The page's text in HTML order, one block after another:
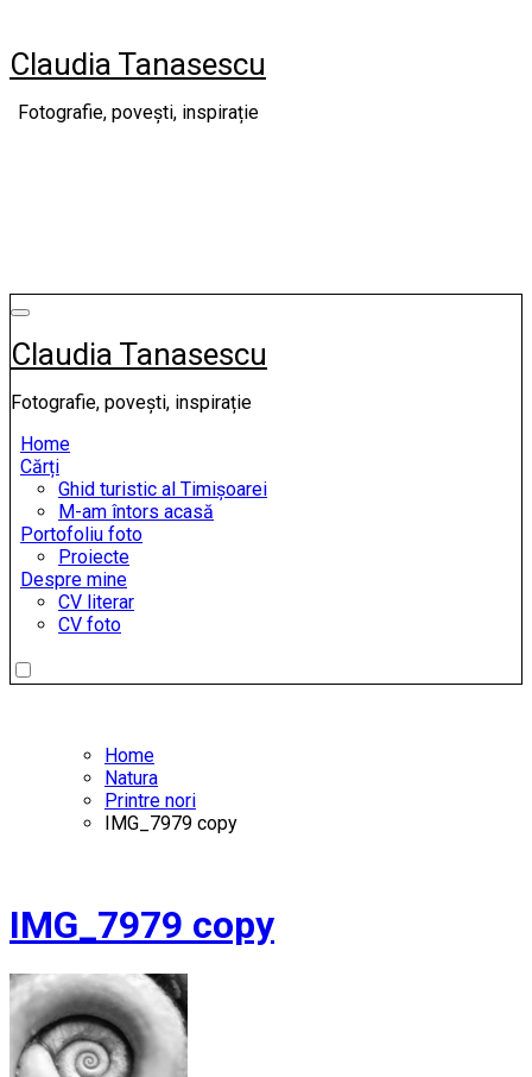
content
Claudia Tanasescu
Fotografie, povești, inspirație
Claudia Tanasescu
Fotografie, povești, inspirație
Home
Cărți
Ghid turistic al Timișoarei
M-am întors acasă
Portofoliu foto
Proiecte
Despre mine
CV literar
CV foto
Home
Natura
Printre nori
IMG_7979 copy
IMG_7979 copy